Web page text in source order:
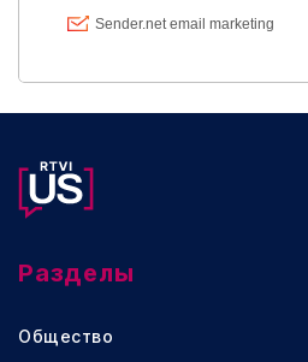
Разделы
Общество